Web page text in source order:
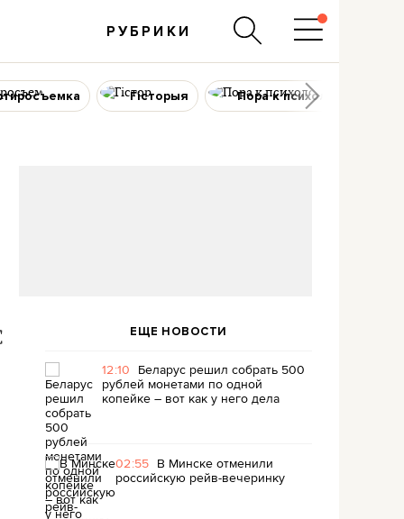
РУБРИКИ
Гісторыя Пора к психологу
ЕЩЕ НОВОСТИ
12:10 Беларус решил собрать 500
рублей монетами по одной
копейке – вот как у него дела
02:55 В Минске отменили
российскую рейв-вечеринку